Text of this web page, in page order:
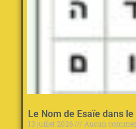
Le Nom de Esaïe dans
13 juillet 2026
Aucun